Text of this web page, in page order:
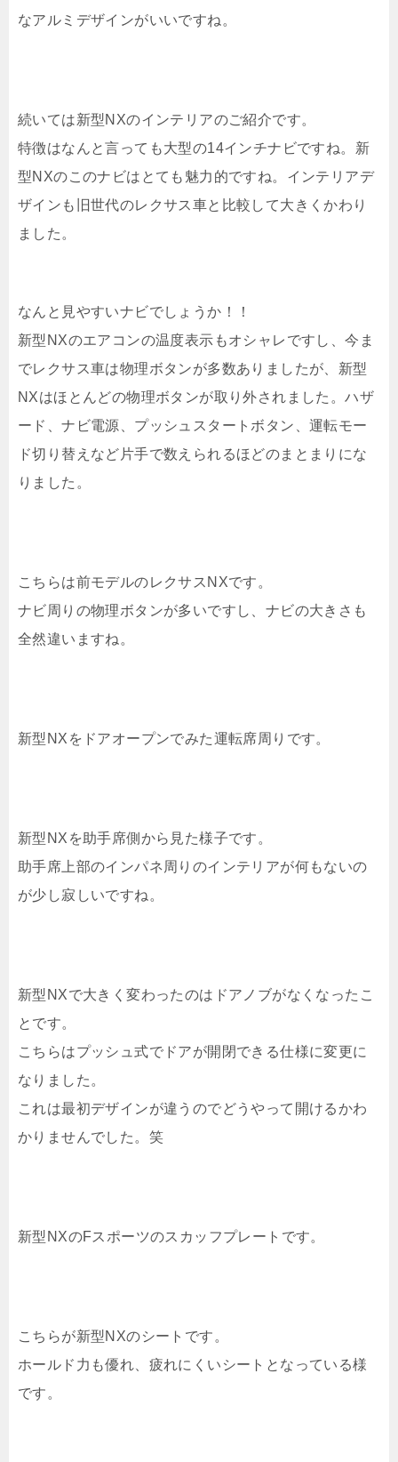
なアルミデザインがいいですね。
続いては新型NXのインテリアのご紹介です。
特徴はなんと言っても大型の14インチナビですね。新
型NXのこのナビはとても魅力的ですね。インテリアデ
ザインも旧世代のレクサス車と比較して大きくかわり
ました。
なんと見やすいナビでしょうか！！
新型NXのエアコンの温度表示もオシャレですし、今ま
でレクサス車は物理ボタンが多数ありましたが、新型
NXはほとんどの物理ボタンが取り外されました。ハザ
ード、ナビ電源、プッシュスタートボタン、運転モー
ド切り替えなど片手で数えられるほどのまとまりにな
りました。
こちらは前モデルのレクサスNXです。
ナビ周りの物理ボタンが多いですし、ナビの大きさも
全然違いますね。
新型NXをドアオープンでみた運転席周りです。
新型NXを助手席側から見た様子です。
助手席上部のインパネ周りのインテリアが何もないの
が少し寂しいですね。
新型NXで大きく変わったのはドアノブがなくなったこ
とです。
こちらはプッシュ式でドアが開閉できる仕様に変更に
なりました。
これは最初デザインが違うのでどうやって開けるかわ
かりませんでした。笑
新型NXのFスポーツのスカッフプレートです。
こちらが新型NXのシートです。
ホールド力も優れ、疲れにくいシートとなっている様
です。